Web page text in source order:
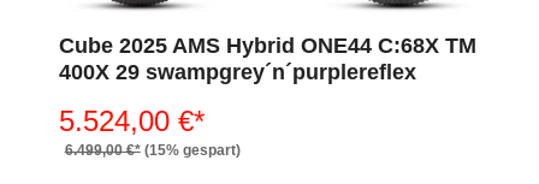
Cube 2025 AMS Hybrid ONE44 C:68X TM
400X 29 swampgrey´n´purplereflex
5.524,00 €*
6.499,00 €* (15% gespart)